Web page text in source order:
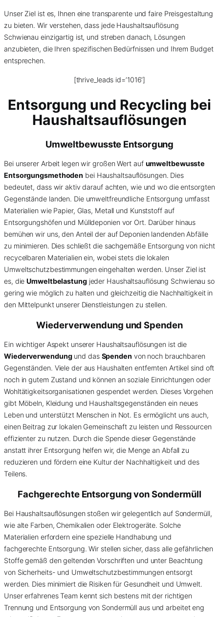
Unser Ziel ist es, Ihnen eine transparente und faire Preisgestaltung
zu bieten. Wir verstehen, dass jede Haushaltsauflösung
Schwienau einzigartig ist, und streben danach, Lösungen
anzubieten, die Ihren spezifischen Bedürfnissen und Ihrem Budget
entsprechen.
[thrive_leads id=’1016′]
Entsorgung und Recycling bei
Haushaltsauflösungen
Umweltbewusste Entsorgung
Bei unserer Arbeit legen wir großen Wert auf umweltbewusste
Entsorgungsmethoden bei Haushaltsauflösungen. Dies
bedeutet, dass wir aktiv darauf achten, wie und wo die entsorgten
Gegenstände landen. Die umweltfreundliche Entsorgung umfasst
Materialien wie Papier, Glas, Metall und Kunststoff auf
Entsorgungshöfen und Mülldeponien vor Ort. Darüber hinaus
bemühen wir uns, den Anteil der auf Deponien landenden Abfälle
zu minimieren. Dies schließt die sachgemäße Entsorgung von nicht
recycelbaren Materialien ein, wobei stets die lokalen
Umweltschutzbestimmungen eingehalten werden. Unser Ziel ist
es, dieUmweltbelastungjeder Haushaltsauflösung Schwienau so
gering wie möglich zu halten und gleichzeitig die Nachhaltigkeit in
den Mittelpunkt unserer Dienstleistungen zu stellen.
Wiederverwendung und Spenden
Ein wichtiger Aspekt unserer Haushaltsauflösungen ist die
Wiederverwendungund das Spenden von noch brauchbaren
Gegenständen. Viele der aus Haushalten entfernten Artikel sind oft
noch in gutem Zustand und können an soziale Einrichtungen oder
Wohltätigkeitsorganisationen gespendet werden. Dieses Vorgehen
gibt Möbeln, Kleidung und Haushaltsgegenständen ein neues
Leben und unterstützt Menschen in Not. Es ermöglicht uns auch,
einen Beitrag zur lokalen Gemeinschaft zu leisten und Ressourcen
effizienter zu nutzen. Durch die Spende dieser Gegenstände
anstatt ihrer Entsorgung helfen wir, die Menge an Abfall zu
reduzieren und fördern eine Kultur der Nachhaltigkeit und des
Teilens.
Fachgerechte Entsorgung vonSondermüll
Bei Haushaltsauflösungen stoßen wir gelegentlich auf Sondermüll,
wie alte Farben, Chemikalien oder Elektrogeräte. Solche
Materialien erfordern eine spezielle Handhabung und
fachgerechte Entsorgung. Wir stellen sicher, dass alle gefährlichen
Stoffe gemäß den geltenden Vorschriften und unter Beachtung
von Sicherheits- und Umweltschutzbestimmungen entsorgt
werden. Dies minimiert die Risiken für Gesundheit und Umwelt.
Unser erfahrenes Team kennt sich bestens mit der richtigen
Trennung und Entsorgung von Sondermüll aus und arbeitet eng